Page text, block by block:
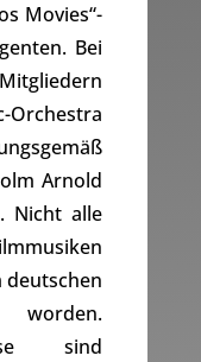
Movies“-
Bei
Arnold
Nicht alle
deutschen
worden.
sind